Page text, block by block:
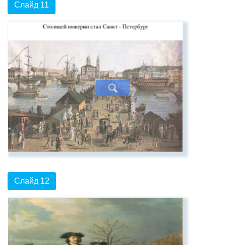
Слайд 11
Слайд 12